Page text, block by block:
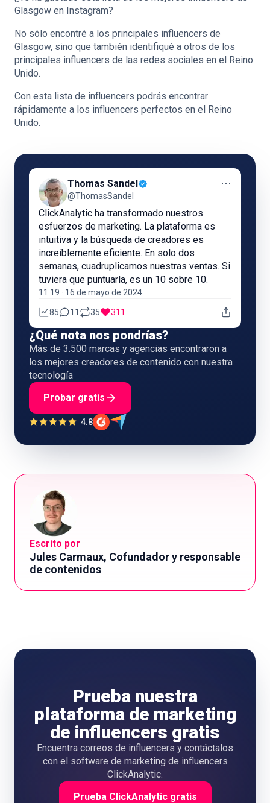
Glasgow en Instagram?
No sólo encontré a los principales influencers de
Glasgow, sino que también identifiqué a otros de los
principales influencers de las redes sociales en el Reino
Unido.
Con esta lista de influencers podrás encontrar
rápidamente a los influencers perfectos en el Reino
Unido.
Thomas Sandel
@ThomasSandel
⋯
ClickAnalytic ha transformado nuestros
esfuerzos de marketing. La plataforma es
intuitiva y la búsqueda de creadores es
increíblemente eficiente. En solo dos
semanas, cuadruplicamos nuestras ventas. Si
tuviera que puntuarla, es un 10 sobre 10.
11:19 · 16 de mayo de 2024
85 11 35 311
¿Qué nota nos pondrías?
Más de 3.500 marcas y agencias encontraron a
los mejores creadores de contenido con nuestra
tecnología
Probar gratis
4.8
Escrito por
Jules Carmaux, Cofundador y responsable
de contenidos
Prueba nuestra
plataforma de marketing
de influencers gratis
Encuentra correos de influencers y contáctalos
con el software de marketing de influencers
ClickAnalytic.
Prueba ClickAnalytic gratis